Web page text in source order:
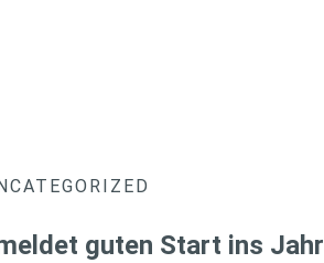
guten Start ins Jahr